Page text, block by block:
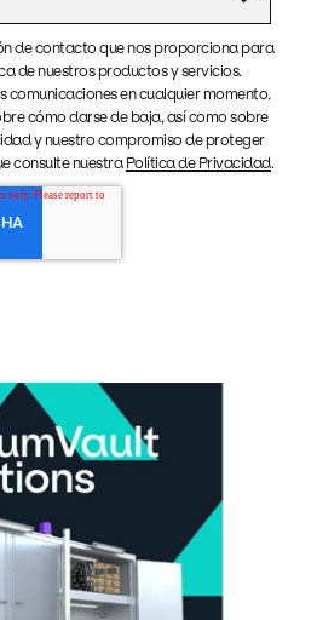
de contacto que nos proporciona para
de nuestros productos y servicios.
comunicaciones en cualquier momento.
cómo darse de baja, así como sobre
y nuestro compromiso de proteger
consulte nuestraPolítica de Privacidad.